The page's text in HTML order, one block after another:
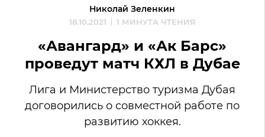
Николай Зеленкин
18.10.2021 1 МИНУТА ЧТЕНИЯ
«Авангард» и «Ак Барс»
проведут матч КХЛ в Дубае
Лига и Министерство туризма Дубая
договорились о совместной работе по
развитию хоккея.